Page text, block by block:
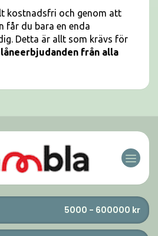
kostnadsfri och genom att
får du bara en enda
Detta är allt som krävs för
från alla
5000 - 600000 kr